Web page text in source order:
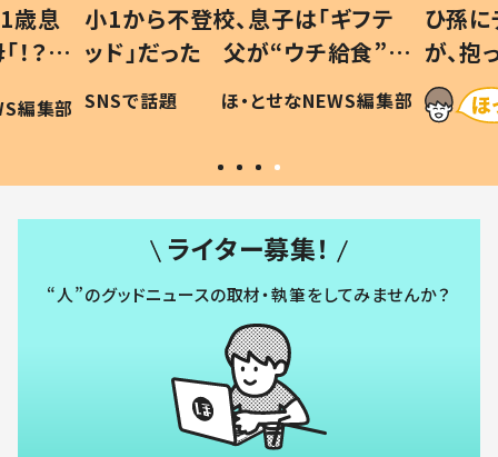
歳息
？」
編集部
小1から不登校、息子は「ギフテ
ッド」だった 父が“ウチ給食”を
作り続ける理由とは #令和の親
#令和の子
SNSで話題 ほ・とせなNEWS編集部
ひ孫
が、
「涙が
い」
ライター募集！
“人”のグッドニュースの取材・執筆をしてみませんか？